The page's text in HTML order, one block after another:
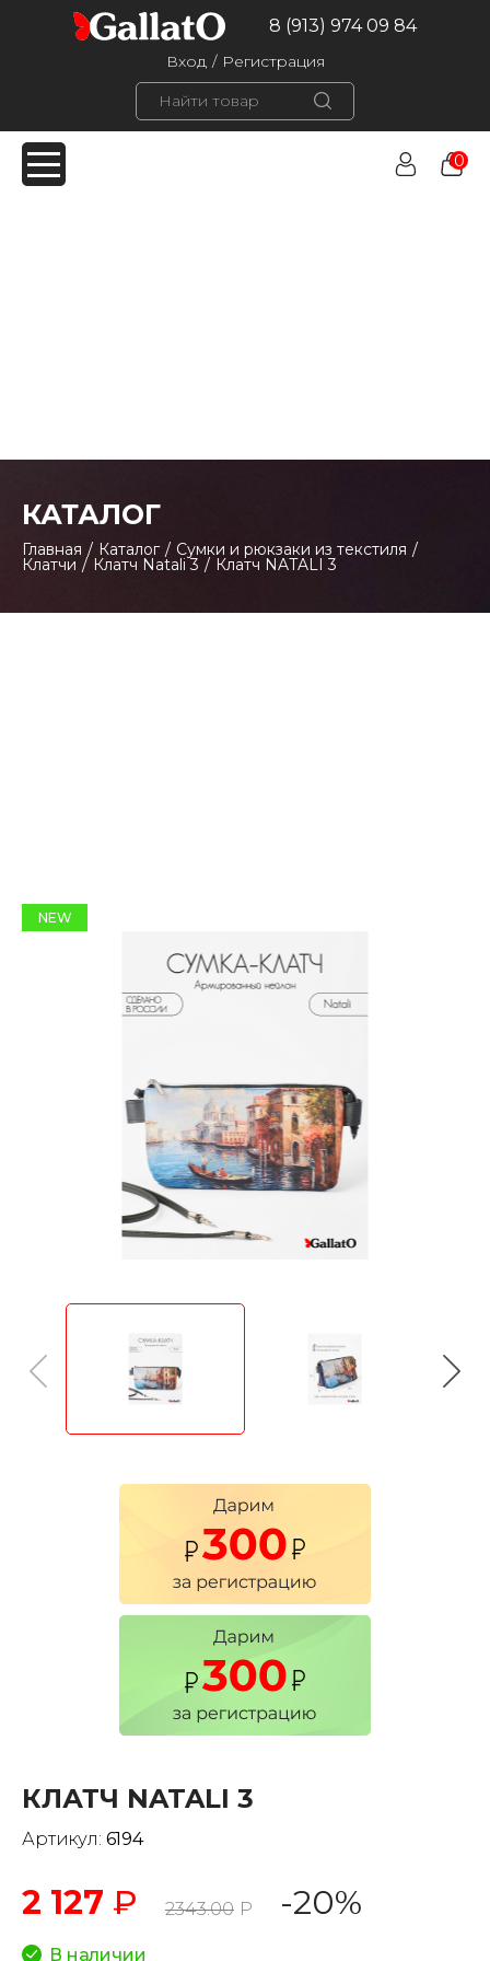
8 (913) 974 09 84
Вход / Регистрация
0
КАТАЛОГ
Главная / Каталог / Сумки и рюкзаки из текстиля /
Клатчи / Клатч Natali 3 / Клатч NATALI 3
NEW
КЛАТЧ NATALI 3
Артикул: 6194
2 127 ₽ 2343.00 Р -20%
В наличии